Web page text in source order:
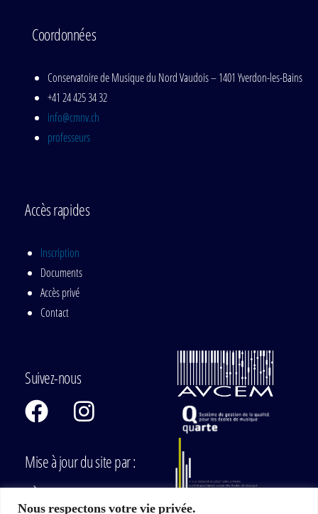
Nous respectons votre vie privée.
Coordonnées
Conservatoire de Musique du Nord Vaudois – 1401 Yverdon-les-Bains
+41 24 425 34 32
info@cmnv.ch
professeurs
Accès rapides
Inscription
Documents
Accès privé
Contact
Suivez-nous
Mise à jour du site par :